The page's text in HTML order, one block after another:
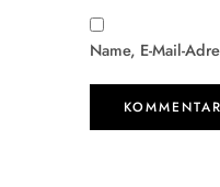
Name, E-Mail-